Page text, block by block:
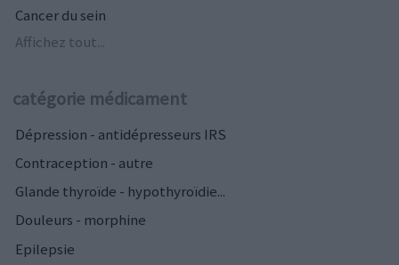
Cancer du sein
Affichez tout...
catégorie médicament
Dépression - antidépresseurs IRS
Contraception - autre
Glande thyroïde - hypothyroïdie...
Douleurs - morphine
Epilepsie